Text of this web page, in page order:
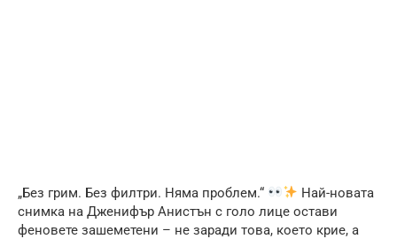
„Без грим. Без филтри. Няма проблем.“
Най-новата
снимка на Дженифър Анистън с голо лице остави
феновете зашеметени – не заради това, което крие, а